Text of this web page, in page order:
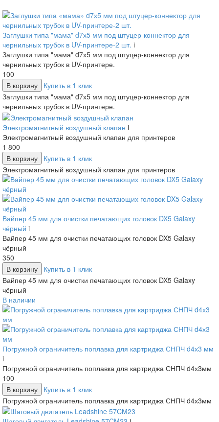
Заглушки типа "мама" d7х5 мм под штуцер-коннектор для
чернильных трубок в UV-принтере-2 шт. i
Заглушки типа "мама" d7х5 мм под штуцер-коннектор для
чернильных трубок в UV-принтере.
100
В корзину
Купить в 1 клик
Заглушки типа "мама" d7х5 мм под штуцер-коннектор для
чернильных трубок в UV-принтере.
Электромагнитный воздушный клапан i
Электромагнитный воздушный клапан для принтеров
1 800
В корзину
Купить в 1 клик
Электромагнитный воздушный клапан для принтеров
Вайпер 45 мм для очистки печатающих головок DX5 Galaxy
чёрный i
Вайпер 45 мм для очистки печатающих головок DX5 Galaxy
чёрный
350
В корзину
Купить в 1 клик
Вайпер 45 мм для очистки печатающих головок DX5 Galaxy
чёрный
В наличии
Погружной ограничитель поплавка для картриджа СНПЧ d4х3 мм
i
Погружной ограничитель поплавка для картриджа СНПЧ d4х3мм
100
В корзину
Купить в 1 клик
Погружной ограничитель поплавка для картриджа СНПЧ d4х3мм